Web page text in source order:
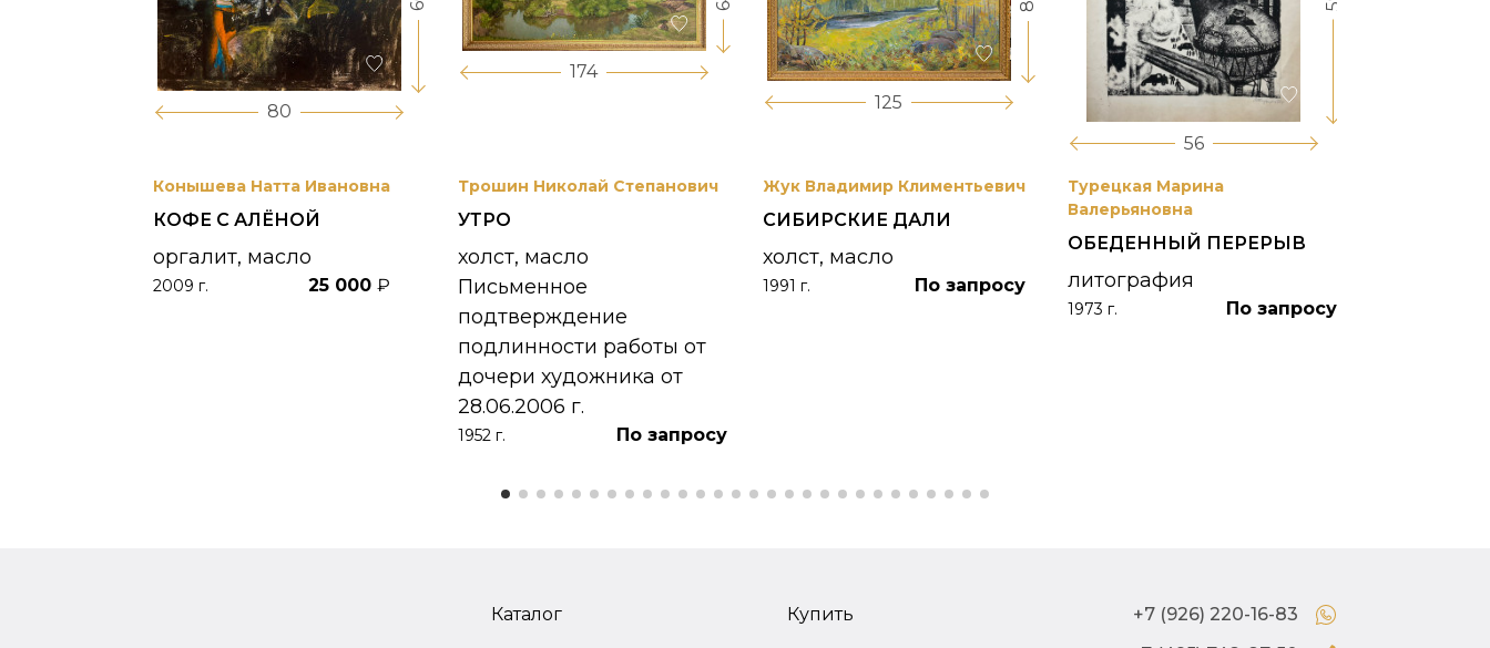
80
Конышева Натта Ивановна
КОФЕ С АЛЁНОЙ
оргалит, масло
2009 г. 25 000 ₽
174
Трошин Николай Степанович
УТРО
холст, масло
Письменное
подтверждение
подлинности работы от
дочери художника от
28.06.2006 г.
1952 г. По запросу
125
Жук Владимир Климентьевич
СИБИРСКИЕ ДАЛИ
холст, масло
1991 г. По запросу
56
Турецкая Марина
Валерьяновна
ОБЕДЕННЫЙ ПЕРЕРЫВ
литография
1973 г. По запросу
Каталог Купить
+7 (926) 220-16-83